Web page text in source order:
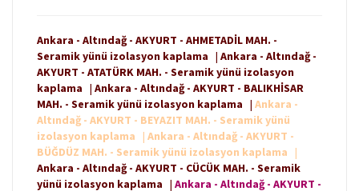
Ankara - Altındağ - AKYURT - AHMETADİL MAH. -
Seramik yünü izolasyon kaplama | Ankara - Altındağ -
AKYURT - ATATÜRK MAH. - Seramik yünü izolasyon
kaplama | Ankara - Altındağ - AKYURT - BALIKHİSAR
MAH. - Seramik yünü izolasyon kaplama | Ankara -
Altındağ - AKYURT - BEYAZIT MAH. - Seramik yünü
izolasyon kaplama
| Ankara - Altındağ - AKYURT -
BÜĞDÜZ MAH. - Seramik yünü izolasyon kaplama
|
Ankara - Altındağ - AKYURT - CÜCÜK MAH. - Seramik
yünü izolasyon kaplama | Ankara - Altındağ - AKYURT -